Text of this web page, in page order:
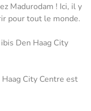
Madurodam ! Ici, il y
pour tout le monde.
Den Haag City
City Centre est